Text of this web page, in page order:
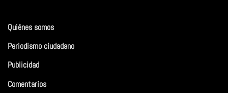
Quiénes somos
Periodismo ciudadano
Publicidad
Comentarios